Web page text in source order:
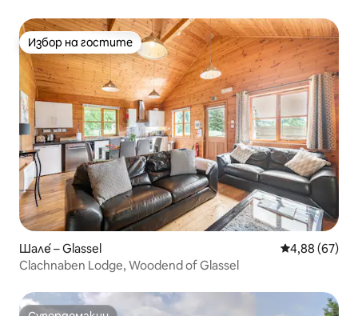
Избор на гостите
Избор на гостите
Шале́ – Glassel Средна
4,88 (67)
Clachnaben Lodge, Woodend of Glassel